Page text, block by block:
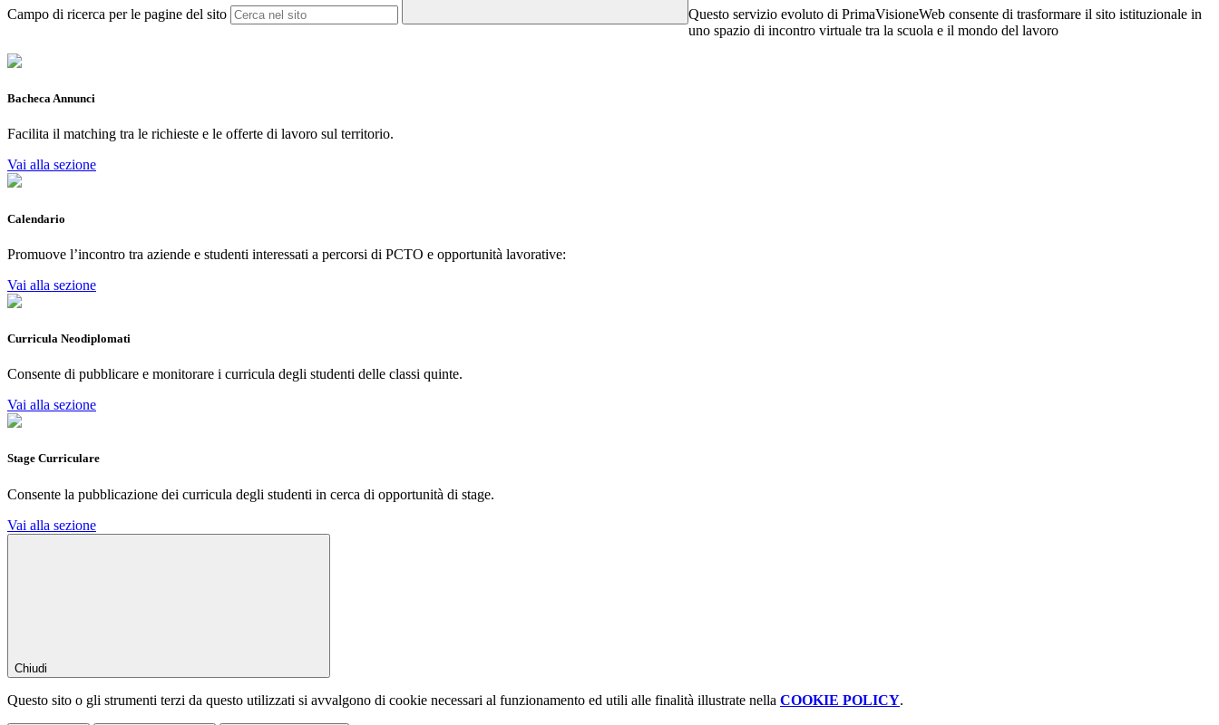
Campo di ricerca per le pagine del sito
Questo servizio evoluto di PrimaVisioneWeb consente di trasformare il sito istituzionale in
uno spazio di incontro virtuale tra la scuola e il mondo del lavoro
Bacheca Annunci
Facilita il matching tra le richieste e le offerte di lavoro sul territorio.
Vai alla sezione
Calendario
Promuove l’incontro tra aziende e studenti interessati a percorsi di PCTO e opportunità lavorative:
Vai alla sezione
Curricula Neodiplomati
Consente di pubblicare e monitorare i curricula degli studenti delle classi quinte.
Vai alla sezione
Stage Curriculare
Consente la pubblicazione dei curricula degli studenti in cerca di opportunità di stage.
Vai alla sezione
Chiudi
Questo sito o gli strumenti terzi da questo utilizzati si avvalgono di cookie necessari al funzionamento ed utili alle finalità illustrate nella COOKIE POLICY.